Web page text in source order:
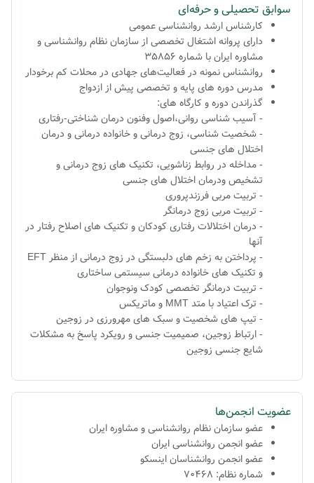
سوابق تحصیلی و حرفه‌ای
کارشناس ارشد روانشناسی عمومی
دارای پروانه اشتغال تخصصی از سازمان نظام روانشناسی و
مشاوره ایران با شماره 35856
روانشناس نمونه در فعالیت‌های جهادی در محلات کم برخودار
مدرس دوره های پایه و تخصصی پیش از ازدواج
گذراندن دوره و کارگاه های:
-آسیب شناسی روانی،اصول وفنون درمان شناختی-رفتاری
- شخصیت شناسی، زوج درمانی و خانواده درمانی و درمان
اختلال های جنسی
- مداخله در روابط زناشویی، تکنیک های زوج درمانی و
تشخیص ودرمان اختلال های جنسی
- تربیت مربی فرزندپروری
- تربیت مربی زوج درمانگر
- درمان اختلالات رفتاری کودکان و تکنیک های اصلاح رفتار در
آنها
- پرداختن به زخم های دلبستگی در زوج درمانی از منظر EFT
و تکنیک های خانواده درمانی سیستمی ساختاری
- تربیت درمانگر تخصصی کودک ونوجوان
- ترک اعتیاد با متد MMT و ماتریکس
- تیپ های شخصیت و سبک های مهرورزی در زوجین
- ارتباط زوجین، صمیمیت جنسی و رویکرد پاسخ به مشکلات
شایع جنسی زوجین
عضویت انجمن‌ها
عضو سازمان نظام روانشناسی و مشاوره ایران
عضو انجمن روانشناسی ایران
عضو انجمن روانشناسان اینسکو
شماره نظام: 70468